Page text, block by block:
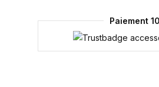
Paiement